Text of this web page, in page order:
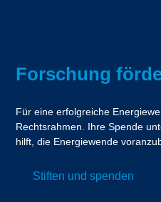
Forschung
Für eine erfolgreiche
Rechtsrahmen. Ihre Spende
hilft, die Energiewende
Stiften und spenden